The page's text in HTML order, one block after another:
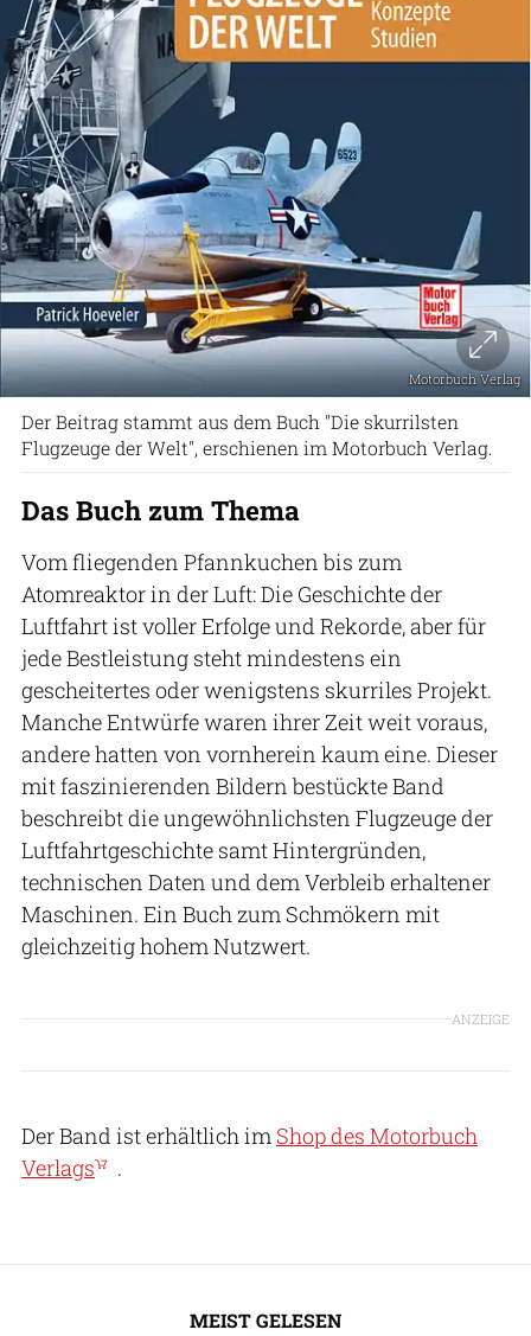
Motorbuch Verlag
Der Beitrag stammt aus dem Buch "Die skurrilsten
Flugzeuge der Welt", erschienen im Motorbuch Verlag.
Das Buch zum Thema
Vom fliegenden Pfannkuchen bis zum
Atomreaktor in der Luft: Die Geschichte der
Luftfahrt ist voller Erfolge und Rekorde, aber für
jede Bestleistung steht mindestens ein
gescheitertes oder wenigstens skurriles Projekt.
Manche Entwürfe waren ihrer Zeit weit voraus,
andere hatten von vornherein kaum eine. Dieser
mit faszinierenden Bildern bestückte Band
beschreibt die ungewöhnlichsten Flugzeuge der
Luftfahrtgeschichte samt Hintergründen,
technischen Daten und dem Verbleib erhaltener
Maschinen. Ein Buch zum Schmökern mit
gleichzeitig hohem Nutzwert.
ANZEIGE
Der Band ist erhältlich im Shop des Motorbuch
Verlags
.
MEIST GELESEN